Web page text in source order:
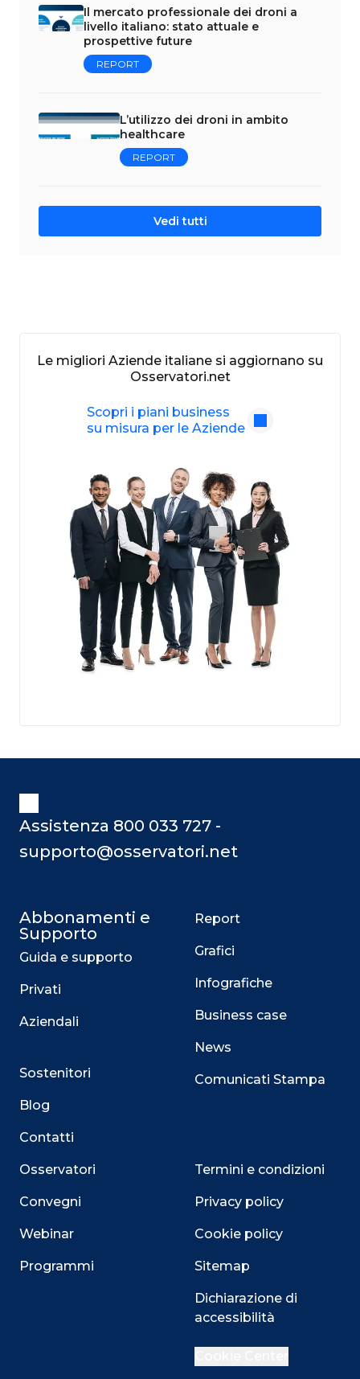
Il mercato professionale dei droni a
livello italiano: stato attuale e
prospettive future
REPORT
L’utilizzo dei droni in ambito
healthcare
REPORT
Vedi tutti
Le migliori Aziende italiane si aggiornano su
Osservatori.net
Scopri i piani business
su misura per le Aziende
Assistenza 800 033 727 -
supporto@osservatori.net
Abbonamenti e
Supporto
Guida e supporto
Privati
Aziendali
Sostenitori
Blog
Contatti
Osservatori
Convegni
Webinar
Programmi
Report
Grafici
Infografiche
Business case
News
Comunicati Stampa
Termini e condizioni
Privacy policy
Cookie policy
Sitemap
Dichiarazione di
accessibilità